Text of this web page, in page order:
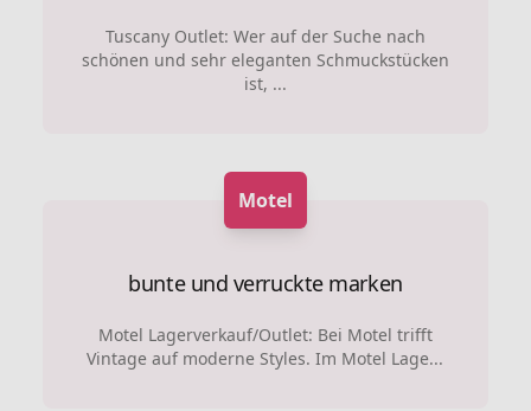
Tuscany Outlet: Wer auf der Suche nach
schönen und sehr eleganten Schmuckstücken
ist, ...
Motel
bunte und verruckte marken
Motel Lagerverkauf/Outlet: Bei Motel trifft
Vintage auf moderne Styles. Im Motel Lage...